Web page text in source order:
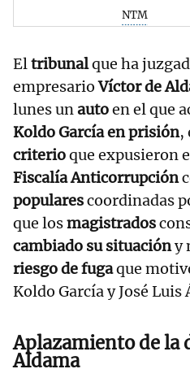
NTM
Eltribunalque ha
empresarioVíctor de
lunes unautoen el que
Koldo García en prisión,
criterioque expusieron
Fiscalía Anticorrupción
popularescoordinadas
que losmagistrados
cambiado su situacióny
riesgo de fugaque
Koldo García y José Luis
Aplazamiento de la
Aldama